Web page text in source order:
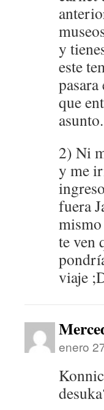
y
este
que
asunto.
2) Ni
y me
fuera
te ven
viaje
enero